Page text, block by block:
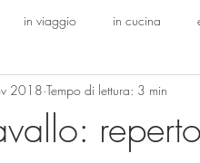
in viaggio in cucina
Osasca Francesco
2018 Tempo di lettura: 3 min